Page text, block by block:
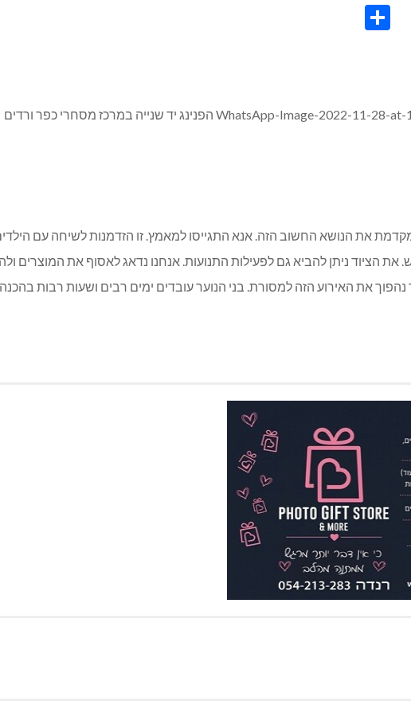
Copy
את הנושא החשוב הזה. אנא התגייסו למאמץ. זו הזדמנות לשיחה עם
את הציוד ניתן להביא גם לפעילות התנועות. אנחנו נדאג לאסוף את המוצרים
הצלחנו לגייס 3,500 ש”ח. בואו יחד נהפוך את האירוע הזה למסורת. בני הנוער עובדים ימים רבים